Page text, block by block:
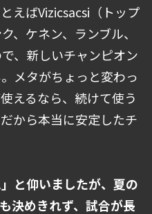
えばVizicsacsi（トップ
、ケネン、ランブル、
、新しいチャンピオン
メタがちょっと変わっ
えるなら、続けて使う
から本当に安定したチ
と仰いましたが、夏の
決めきれず、試合が長